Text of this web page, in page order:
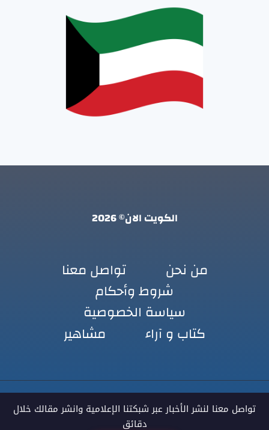
الكويت الان© 2026
من نحن
تواصل معنا
شروط وأحكام
سياسة الخصوصية
كتاب و آراء
مشاهير
تواصل معنا لنشر الأخبار عبر شبكتنا الإعلامية وانشر مقالك خلال
دقائق